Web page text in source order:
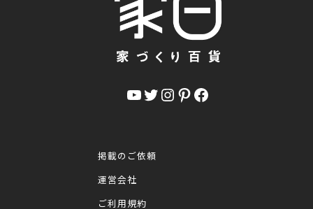
YouTube Twitter InstagramPinterest Facebook
掲載のご依頼
運営会社
ご利用規約